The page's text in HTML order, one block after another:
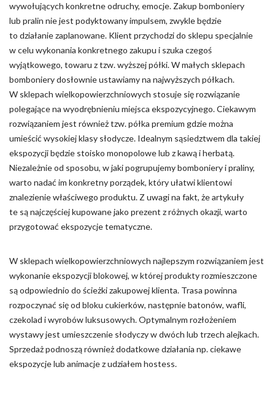
wywołujących konkretne odruchy, emocje. Zakup bomboniery
lub pralin nie jest podyktowany impulsem, zwykle będzie
to działanie zaplanowane. Klient przychodzi do sklepu specjalnie
w celu wykonania konkretnego zakupu i szuka czegoś
wyjątkowego, towaru z tzw. wyższej półki. W małych sklepach
bomboniery dosłownie ustawiamy na najwyższych półkach.
W sklepach wielkopowierzchniowych stosuje się rozwiązanie
polegające na wyodrębnieniu miejsca ekspozycyjnego. Ciekawym
rozwiązaniem jest również tzw. półka premium gdzie można
umieścić wysokiej klasy słodycze. Idealnym sąsiedztwem dla takiej
ekspozycji będzie stoisko monopolowe lub z kawą i herbatą.
Niezależnie od sposobu, w jaki pogrupujemy bomboniery i praliny,
warto nadać im konkretny porządek, który ułatwi klientowi
znalezienie właściwego produktu. Z uwagi na fakt, że artykuły
te są najczęściej kupowane jako prezent z różnych okazji, warto
przygotować ekspozycje tematyczne.
W sklepach wielkopowierzchniowych najlepszym rozwiązaniem jest
wykonanie ekspozycji blokowej, w której produkty rozmieszczone
są odpowiednio do ścieżki zakupowej klienta. Trasa powinna
rozpoczynać się od bloku cukierków, następnie batonów, wafli,
czekolad i wyrobów luksusowych. Optymalnym rozłożeniem
wystawy jest umieszczenie słodyczy w dwóch lub trzech alejkach.
Sprzedaż podnoszą również dodatkowe działania np. ciekawe
ekspozycje lub animacje z udziałem hostess.